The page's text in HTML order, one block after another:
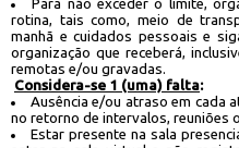
Para não exceder o limite,
rotina, tais como, meio de
manhã e cuidados pessoais e
organização que receberá,
remotas e/ou gravadas.
Considera-se 1 (uma) falta:
Ausência e/ou atraso em cada
no retorno de intervalos, reuniões
Estar presente na sala